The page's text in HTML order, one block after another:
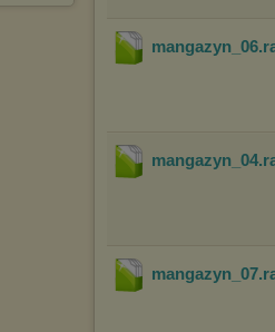
mangazyn_06
mangazyn_04
mangazyn_07